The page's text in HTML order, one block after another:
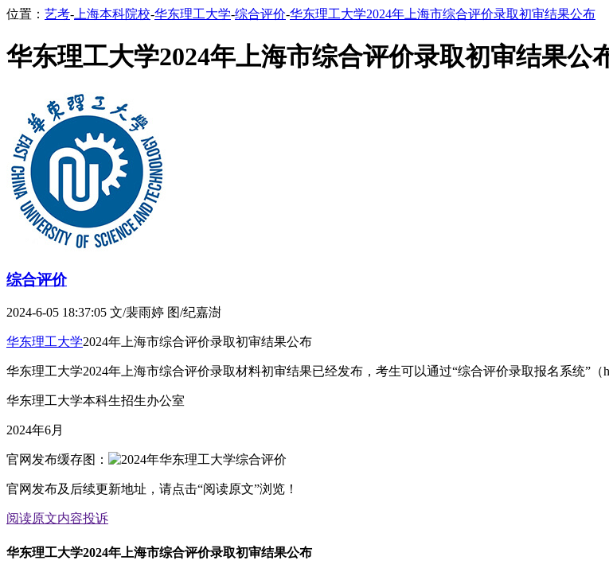
位置： 艺考- 上海本科院校-华东理工大学-综合评价-华东理工大学2024年上海市综合评价录取初审结果公布
华东理工大学2024年上海市综合评价录取初审结果公
综合评价
2024-6-05 18:37:05 文/裴雨婷 图/纪嘉澍
华东理工大学2024年上海市综合评价录取初审结果公布
华东理工大学2024年上海市综合评价录取材料初审结果已经发布，考生可以通过“综合评价录取报名系统”（
华东理工大学本科生招生办公室
2024年6月
官网发布缓存图：
官网发布及后续更新地址，请点击“阅读原文”浏览！
阅读原文内容投诉
华东理工大学2024年上海市综合评价录取初审结果公布